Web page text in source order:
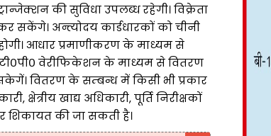
की सुविधा उपलब्ध रहेगी। विक्रेता
सकेंगे। अन्त्योदय कार्डधारकों को चीनी
आधार प्रमाणीकरण के माध्यम से
वेरीफिकेशन के माध्यम से वितरण
सकेगें। वितरण के सम्बन्ध में किसी भी प्रकार
क्षेत्रीय खाद्य अधिकारी, पूर्ति निरीक्षकों
शिकायत की जा सकती है।